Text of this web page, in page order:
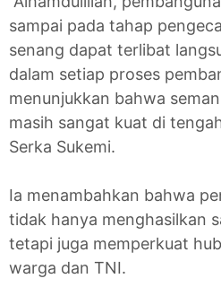
sampai pada tahap
senang dapat terlibat
dalam setiap proses
menunjukkan bahwa
masih sangat kuat di
Serka Sukemi.
Ia menambahkan bahwa
tidak hanya menghasilkan
tetapi juga memperkuat
warga dan TNI.